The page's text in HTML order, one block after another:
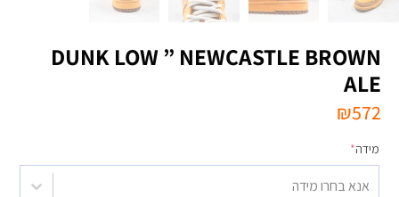
DUNK LOW ” NEWCASTLE BROWN
ALE
₪572
מידה*
אנא בחרו מידה